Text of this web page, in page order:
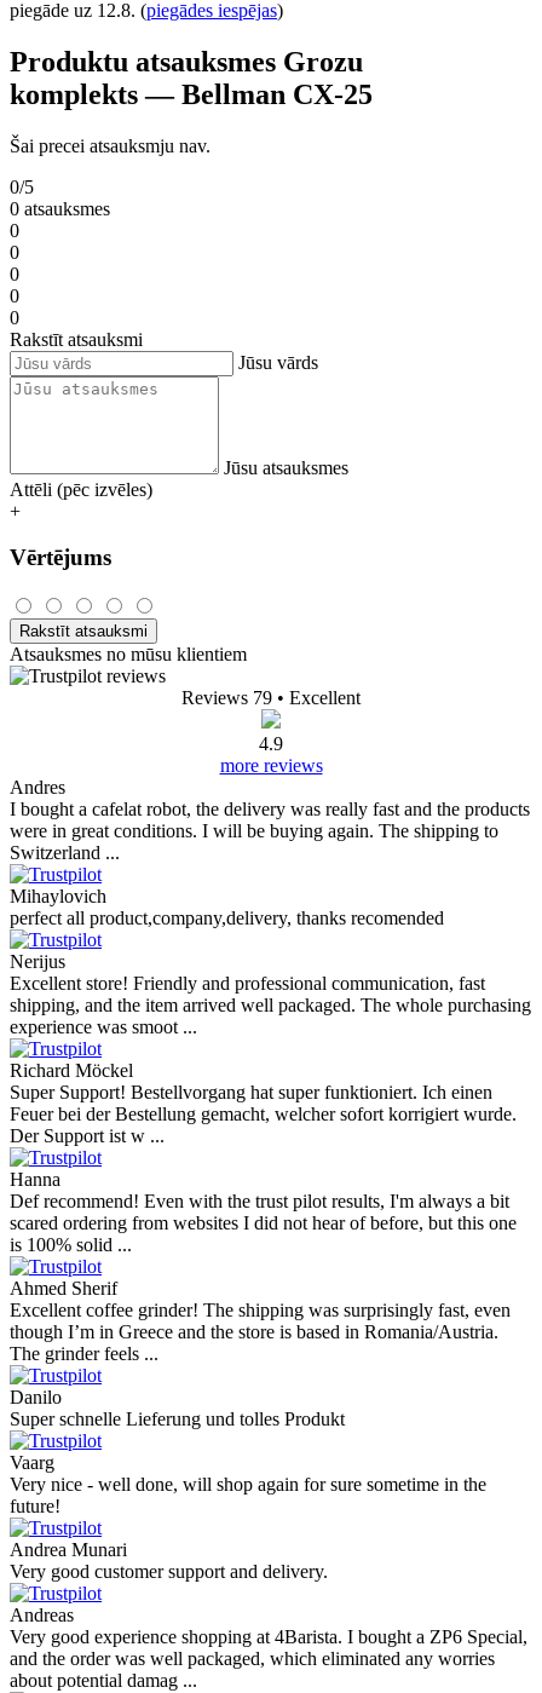
piegāde uz 12.8. (piegādes iespējas)
Produktu atsauksmes Grozu
komplekts — Bellman CX-25
Šai precei atsauksmju nav.
0/5
0 atsauksmes
0
0
0
0
0
Rakstīt atsauksmi
Jūsu vārds
Jūsu atsauksmes
Attēli (pēc izvēles)
+
Vērtējums
Rakstīt atsauksmi
Atsauksmes no mūsu klientiem
Reviews 79 • Excellent
4.9
more reviews
Andres
I bought a cafelat robot, the delivery was really fast and the products
were in great conditions. I will be buying again. The shipping to
Switzerland ...
Mihaylovich
perfect all product,company,delivery, thanks recomended
Nerijus
Excellent store! Friendly and professional communication, fast
shipping, and the item arrived well packaged. The whole purchasing
experience was smoot ...
Richard Möckel
Super Support! Bestellvorgang hat super funktioniert. Ich einen
Feuer bei der Bestellung gemacht, welcher sofort korrigiert wurde.
Der Support ist w ...
Hanna
Def recommend! Even with the trust pilot results, I'm always a bit
scared ordering from websites I did not hear of before, but this one
is 100% solid ...
Ahmed Sherif
Excellent coffee grinder! The shipping was surprisingly fast, even
though I’m in Greece and the store is based in Romania/Austria.
The grinder feels ...
Danilo
Super schnelle Lieferung und tolles Produkt
Vaarg
Very nice - well done, will shop again for sure sometime in the
future!
Andrea Munari
Very good customer support and delivery.
Andreas
Very good experience shopping at 4Barista. I bought a ZP6 Special,
and the order was well packaged, which eliminated any worries
about potential damag ...